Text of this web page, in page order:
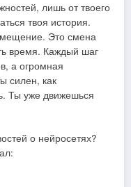
лишь от твоего
твоя история.
Это смена
время. Каждый шаг
а огромная
силен, как
Ты уже движешься
о нейросетях?